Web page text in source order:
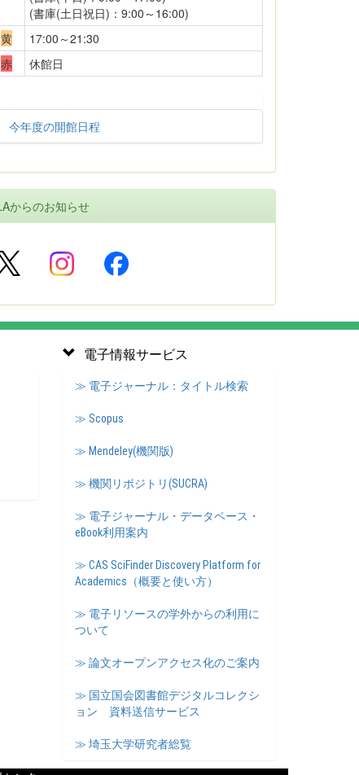
(書庫(土日祝日)：9:00～16:00)
黄
17:00～21:30
赤
休館日
今年度の開館日程
からのお知らせ
電子情報サービス
≫ 電子ジャーナル：タイトル検索
≫ Scopus
≫ Mendeley(機関版)
≫ 機関リポジトリ(SUCRA)
≫ 電子ジャーナル・データベース・
eBook利用案内
≫ CAS SciFinder Discovery Platform for
Academics（概要と使い方）
≫ 電子リソースの学外からの利用に
ついて
≫ 論文オープンアクセス化のご案内
≫ 国立国会図書館デジタルコレクシ
ョン 資料送信サービス
≫ 埼玉大学研究者総覧